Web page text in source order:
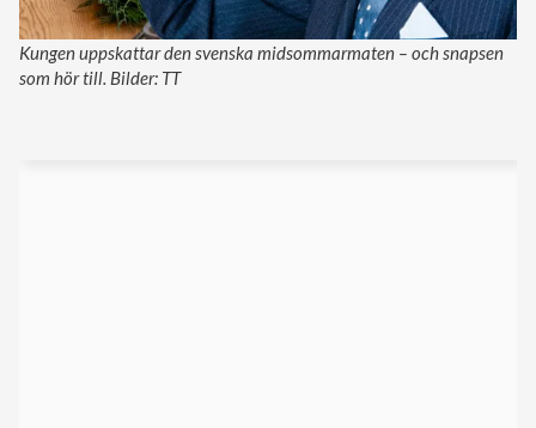
Kungen uppskattar den svenska midsommarmaten – och snapsen
som hör till. Bilder: TT